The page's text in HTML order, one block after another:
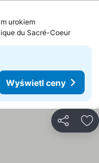
urokiem
du Sacré-Coeur
Wyświetl ceny